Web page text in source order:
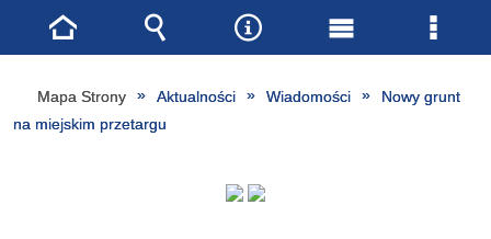
Mapa Strony Aktualności Wiadomości
Nowy grunt
na miejskim przetargu
Strona
główna
Wyszukiwarka
NarzędziaMenu
główne
Menu